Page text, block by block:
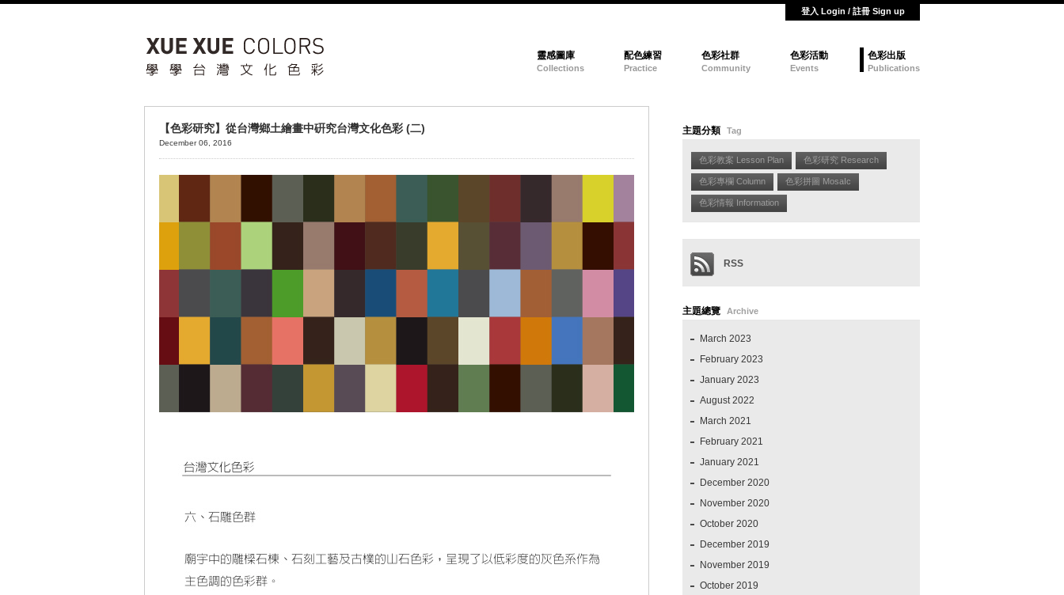
登入 Login / 註冊 Sign up
靈感圖庫
Collections
配色練習
Practice
色彩社群
Community
色彩活動
Events
色彩出版
Publications
【色彩研究】從台灣鄉土繪畫中硏究台灣文化色彩 (二)
December 06, 2016
主題分類 Tag
色彩教案 Lesson Plan 色彩研究 Research
色彩專欄 Column 色彩拼圖 MosaIc
色彩情報 Information
RSS
主題總覽 Archive
March 2023
February 2023
January 2023
August 2022
March 2021
February 2021
January 2021
December 2020
November 2020
October 2020
December 2019
November 2019
October 2019